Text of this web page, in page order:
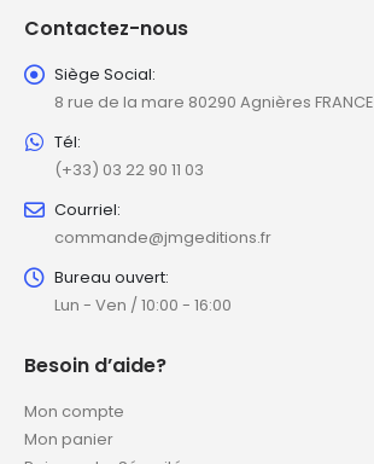
Contactez-nous
Siège Social:
8 rue de la mare 80290 Agnières FRANCE
Tél:
(+33) 03 22 90 11 03
Courriel:
commande@jmgeditions.fr
Bureau ouvert:
Lun - Ven / 10:00 - 16:00
Besoin d’aide?
Mon compte
Mon panier